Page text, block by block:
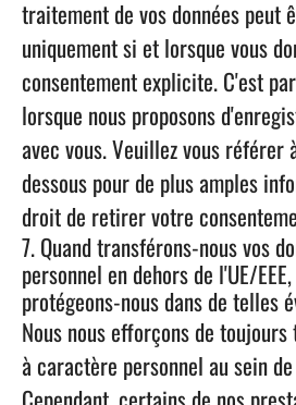
traitement de vos données peut
uniquement si et lorsque vous
consentementexplicite. C'est
lorsque nous proposons
avec vous. Veuillez vous
dessous pour de plus amples
droit de retirer votre
7. Quand transférons-nous vos
personnel en dehors de l'UE/
protégeons-nous dans de telles
Nous nous efforçons de
à caractère personnel au sein